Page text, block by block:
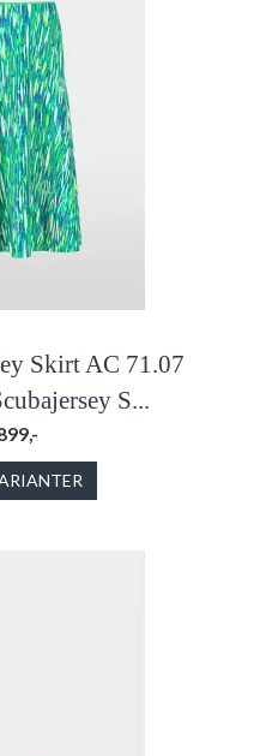
Skirt AC 71.07
S...